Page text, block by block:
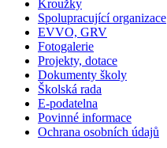
Kroužky
Spolupracující organizace
EVVO, GRV
Fotogalerie
Projekty, dotace
Dokumenty školy
Školská rada
E-podatelna
Povinné informace
Ochrana osobních údajů